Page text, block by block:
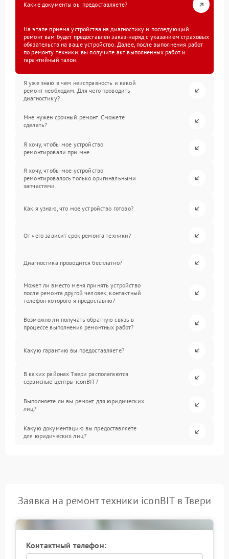
Какие документы вы предоставляете?
На этапе приема устройства на диагностику и последующий
ремонт вам будет предоставлен заказ-наряд с указанием страховых
обязательств на ваше устройство. Далее, после выполнения работ
по ремонту техники, вы получите акт выполненных работ и
гарантийный талон.
Я уже знаю в чем неисправность и какой
ремонт необходим. Для чего проводить
диагностику?
Мне нужен срочный ремонт. Сможете
сделать?
Я хочу, чтобы мое устройство
ремонтировали при мне.
Я хочу, чтобы мое устройство
ремонтировалось только оригинальными
запчастями.
Как я узнаю, что мое устройство готово?
От чего зависит срок ремонта техники?
Диагностика проводится бесплатно?
Может ли вместо меня принять устройство
после ремонта другой человек, контактный
телефон которого я предоставлю?
Возможно ли получать обратную связь в
процессе выполнения ремонтных работ?
Какую гарантию вы предоставляете?
В каких районах Твери располагаются
сервисные центры iconBIT?
Выполняете ли вы ремонт для юридических
лиц?
Какую документацию вы предоставляете
для юридических лиц?
Заявка на ремонт техники iconBIT в Твери
Контактный телефон: